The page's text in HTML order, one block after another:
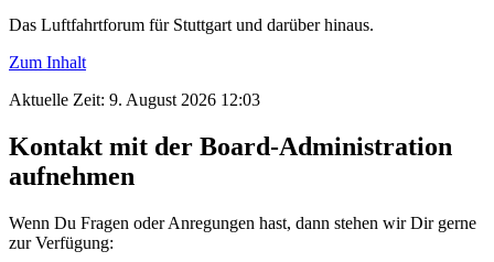
Das Luftfahrtforum für Stuttgart und darüber hinaus.
Zum Inhalt
Aktuelle Zeit: 9. August 2026 12:03
Kontakt mit der Board-Administration
aufnehmen
Wenn Du Fragen oder Anregungen hast, dann stehen wir Dir gerne
zur Verfügung: